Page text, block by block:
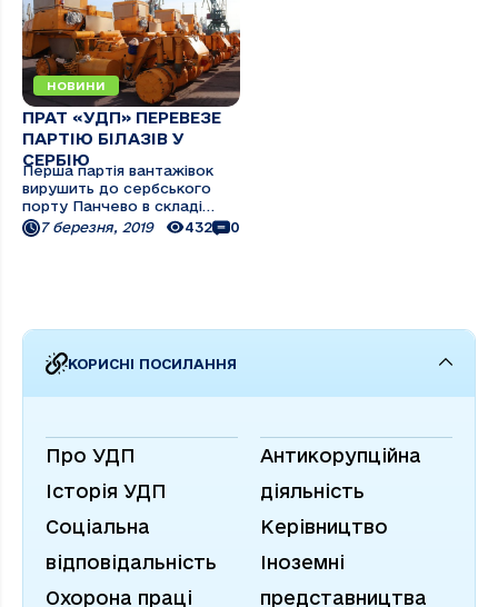
НОВИНИ
ПРАТ «УДП» ПЕРЕВЕЗЕ
ПАРТІЮ БІЛАЗІВ У
СЕРБІЮ
Перша партія вантажівок
вирушить до сербського
порту Панчево в складі
каравану теплохода
«Знаменка». За
самоскидів марки БілАЗ
Ізмаїльський морський ...
7 березня, 2019 432 0
КОРИСНІ ПОСИЛАННЯ
Про УДП
Історія УДП
Соціальна
відповідальність
Охорона праці
Антикорупційна
діяльність
Керівництво
Іноземні
представництва